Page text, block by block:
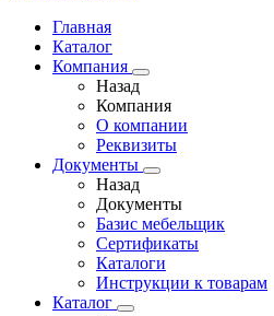
Главная
Каталог
Компания
Назад
Компания
О компании
Реквизиты
Документы
Назад
Документы
Базис мебельщик
Сертификаты
Каталоги
Инструкции к товарам
Каталог